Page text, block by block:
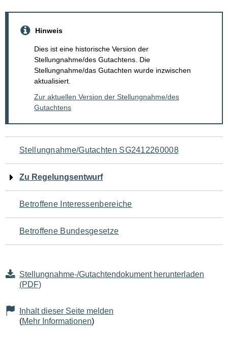
Hinweis
Dies ist eine historische Version der
Stellungnahme/des Gutachtens. Die
Stellungnahme/das Gutachten wurde inzwischen
aktualisiert.
Zur aktuellen Version der Stellungnahme/des
Gutachtens
Navigation
für
den
Seiteninhalt
Stellungnahme/Gutachten SG2412260008
Zu Regelungsentwurf
Betroffene Interessenbereiche
Betroffene Bundesgesetze
Stellungnahme-/Gutachtendokument herunterladen
(PDF)
Inhalt dieser Seite melden
(Mehr Informationen)